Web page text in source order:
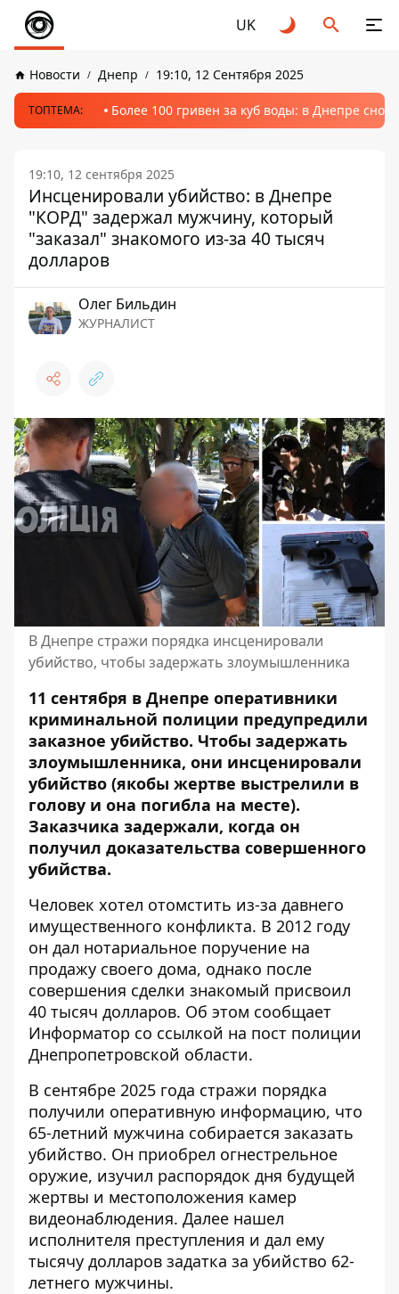
UK
Новости Днепр 19:10, 12 Сентября 2025
ТОПТЕМА: Более 100 гривен за куб воды: в Днепре
19:10, 12 сентября 2025
Инсценировали убийство: в Днепре
"КОРД" задержал мужчину, который
"заказал" знакомого из-за 40 тысяч
долларов
Олег Бильдин
ЖУРНАЛИСТ
В Днепре стражи порядка инсценировали
убийство, чтобы задержать злоумышленника
11 сентября в Днепре оперативники
криминальной полиции предупредили
заказное убийство. Чтобы задержать
злоумышленника, они инсценировали
убийство (якобы жертве выстрелили в
голову и она погибла на месте).
Заказчика задержали, когда он
получил доказательства совершенного
убийства.
Человек хотел отомстить из-за давнего
имущественного конфликта. В 2012 году
он дал нотариальное поручение на
продажу своего дома, однако после
совершения сделки знакомый присвоил
40 тысяч долларов. Об этом сообщает
Информатор со ссылкой на пост полиции
Днепропетровской области.
В сентябре 2025 года стражи порядка
получили оперативную информацию, что
65-летний мужчина собирается заказать
убийство. Он приобрел огнестрельное
оружие, изучил распорядок дня будущей
жертвы и местоположения камер
видеонаблюдения. Далее нашел
исполнителя преступления и дал ему
тысячу долларов задатка за убийство 62-
летнего мужчины.